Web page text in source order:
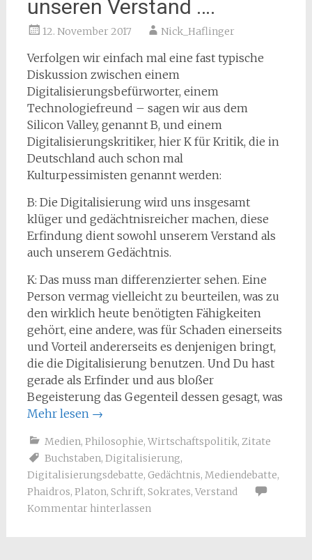
unseren Verstand ….
12. November 2017 Nick_Haflinger
Verfolgen wir einfach mal eine fast typische
Diskussion zwischen einem
Digitalisierungsbefürworter, einem
Technologiefreund – sagen wir aus dem
Silicon Valley, genannt B, und einem
Digitalisierungskritiker, hier K für Kritik, die in
Deutschland auch schon mal
Kulturpessimisten genannt werden:
B: Die Digitalisierung wird uns insgesamt
klüger und gedächtnisreicher machen, diese
Erfindung dient sowohl unserem Verstand als
auch unserem Gedächtnis.
K: Das muss man differenzierter sehen. Eine
Person vermag vielleicht zu beurteilen, was zu
den wirklich heute benötigten Fähigkeiten
gehört, eine andere, was für Schaden einerseits
und Vorteil andererseits es denjenigen bringt,
die die Digitalisierung benutzen. Und Du hast
gerade als Erfinder und aus bloßer
Begeisterung das Gegenteil dessen gesagt, was
Mehr lesen →
Medien, Philosophie, Wirtschaftspolitik, Zitate
Buchstaben, Digitalisierung,
Digitalisierungsdebatte, Gedächtnis, Mediendebatte,
Phaidros, Platon, Schrift, Sokrates, Verstand
Kommentar hinterlassen